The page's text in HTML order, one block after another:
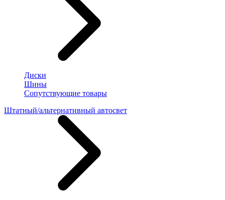
Диски
Шины
Сопутствующие товары
Штатный/альтернативный автосвет